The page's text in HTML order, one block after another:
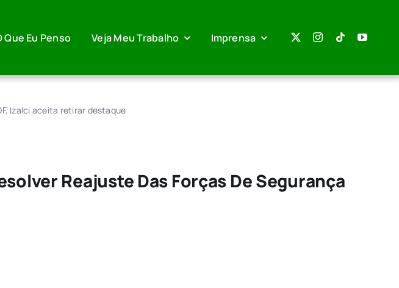
Que Eu Penso Veja Meu Trabalho Imprensa
Izalci aceita retirar destaque
Reajuste Das Forças De Segurança